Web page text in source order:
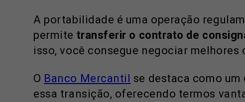
A portabilidade é uma operação
permite transferir o contrato de
isso, você consegue negociar melhores
O Banco Mercantil se destaca como
essa transição, oferecendo termos